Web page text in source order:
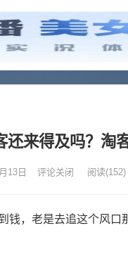
还来得及吗？淘
13日 评论关闭 阅读(152)
钱，老是去追这个风